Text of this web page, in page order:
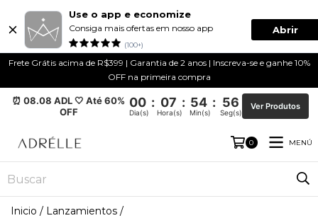
Use o app e economize
Consiga mais ofertas em nosso app
(100+)
Abrir
Frete Grátis acima de R$399 | Garantia de 2 anos | Inscreva-se e ganhe 10%
OFF na primeira compra
⏰ 08.08 ADL 🤍 Até 60%
OFF
00 : 07 : 54 : 55
Dia(s) Hora(s) Min(s) Seg(s)
Ver Produtos
0 MENÚ
Inicio / Lanzamientos /